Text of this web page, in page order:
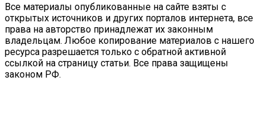
Все материалы опубликованные на сайте взяты с
открытых источников и других порталов интернета, все
права на авторство принадлежат их законным
владельцам. Любое копирование материалов с нашего
ресурса разрешается только с обратной активной
ссылкой на страницу статьи. Все права защищены
законом РФ.